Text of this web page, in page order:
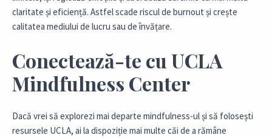
claritate și eficiență. Astfel scade riscul de burnout și crește
calitatea mediului de lucru sau de învățare.
Conectează-te cu UCLA
Mindfulness Center
Dacă vrei să explorezi mai departe mindfulness-ul și să folosești
resursele UCLA, ai la dispoziție mai multe căi de a rămâne